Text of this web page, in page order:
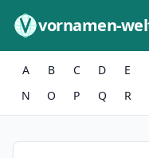
vornamen-
A B C D E
N
O P Q R